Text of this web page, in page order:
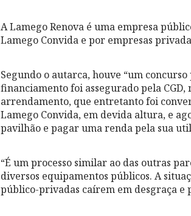
A Lamego Renova é uma empresa
Lamego Convida e por empresas
Segundo o autarca, houve “um
financiamento foi assegurado pela
arrendamento, que entretanto foi
Lamego Convida, em devida altura, e
pavilhão e pagar uma renda pela sua
“É um processo similar ao das outras
diversos equipamentos públicos. A
público-privadas caírem em desgraça e